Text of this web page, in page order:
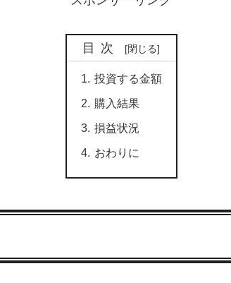
目次
投資する金額
購入結果
損益状況
おわりに